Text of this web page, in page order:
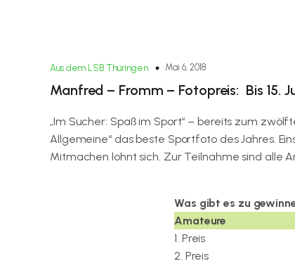
Aus dem LSB Thüringen Mai 6, 2018
Manfred – Fromm – Fotopreis: Bis 15.
„Im Sucher: Spaß im Sport“ – bereits zum
Allgemeine“ das beste Sportfoto des Jahres.
Mitmachen lohnt sich. Zur Teilnahme sind alle
Was gibt es zu
Amateure
1. Preis
2. Preis